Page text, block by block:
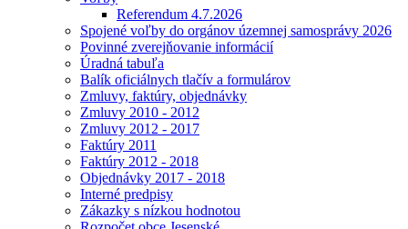
Referendum 4.7.2026
Spojené voľby do orgánov územnej samosprávy 2026
Povinné zverejňovanie informácií
Úradná tabuľa
Balík oficiálnych tlačív a formulárov
Zmluvy, faktúry, objednávky
Zmluvy 2010 - 2012
Zmluvy 2012 - 2017
Faktúry 2011
Faktúry 2012 - 2018
Objednávky 2017 - 2018
Interné predpisy
Zákazky s nízkou hodnotou